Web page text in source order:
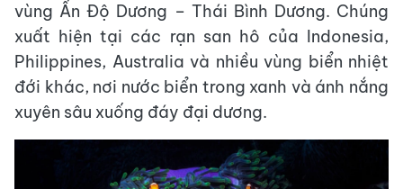
vùng Ấn Độ Dương – Thái Bình Dương. Chúng
xuất hiện tại các rạn san hô của Indonesia,
Philippines, Australia và nhiều vùng biển nhiệt
đới khác, nơi nước biển trong xanh và ánh nắng
xuyên sâu xuống đáy đại dương.